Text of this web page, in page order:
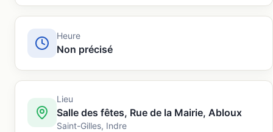
Heure
Non précisé
Lieu
Salle des fêtes, Rue de la Mairie, Abloux
Saint-Gilles, Indre